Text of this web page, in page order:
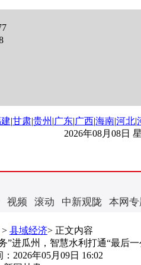
|甘肃|贵州 |广东|广西|海南|河北|
2026年08月08日
视频 滚动 中新观陇 本网
> 县域经济> 正文内容
”进瓜州，智慧水利打通“最后一
2026年05月09日 16:02